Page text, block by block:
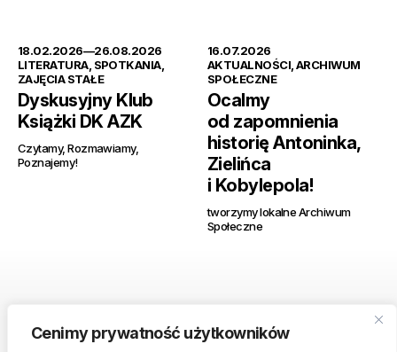
Cenimy prywatność użytkowników
18.02.2026—26.08.2026
LITERATURA, SPOTKANIA,
ZAJĘCIA STAŁE
Dyskusyjny Klub
Książki DK AZK
Czytamy, Rozmawiamy,
Poznajemy!
16.07.2026
AKTUALNOŚCI ARCHIWUM
SPOŁECZNE
Ocalmy
od zapomnienia
historię Antoninka,
Zielińca
i Kobylepola!
tworzymy lokalne Archiwum
Społeczne